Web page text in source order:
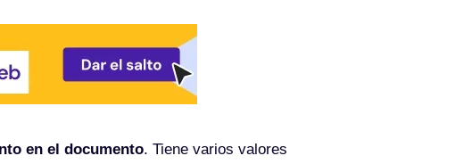
en el documento. Tiene varios valores